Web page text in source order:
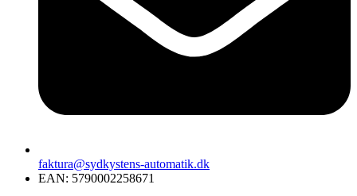
faktura@sydkystens-automatik.dk
EAN: 5790002258671